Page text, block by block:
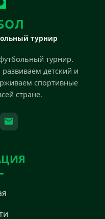
турнир
турнир.
детский и
спортивные
стране.